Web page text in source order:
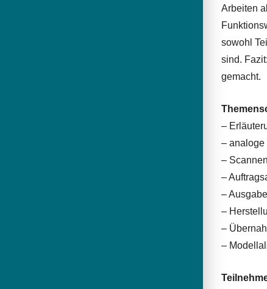
Arbeiten
sowohl
sind.
gemacht.
–
–
–
–
–
–
–
–